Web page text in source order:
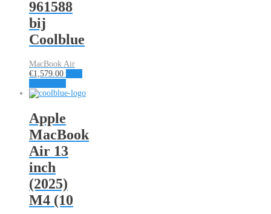
961588
bij
Coolblue
MacBook Air
€1,579.00
Apple
MacBook
Air 13
inch
(2025)
M4 (10